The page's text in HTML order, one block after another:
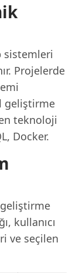
sistemleri
Projelerde
geliştirme
teknoloji
Docker.
kullanıcı
ve seçilen